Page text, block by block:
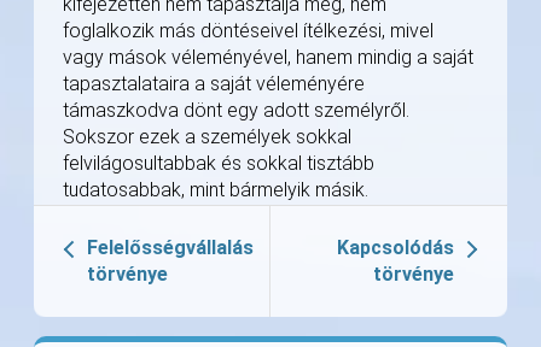
kifejezetten nem tapasztalja meg, nem
foglalkozik más döntéseivel ítélkezési, mivel
vagy mások véleményével, hanem mindig a saját
tapasztalataira a saját véleményére
támaszkodva dönt egy adott személyről.
Sokszor ezek a személyek sokkal
felvilágosultabbak és sokkal tisztább
tudatosabbak, mint bármelyik másik.
Felelősségvállalás
törvénye
Kapcsolódás
törvénye